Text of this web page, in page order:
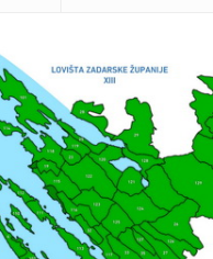
Vrati se na kartu lovišta.